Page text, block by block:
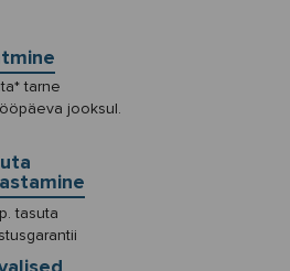
tarne
jooksul.
tasuta